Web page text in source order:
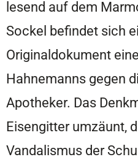
lesend auf dem
Sockel befindet sich
Originaldokument
Hahnemanns gegen
Apotheker. Das
Eisengitter umzäunt,
Vandalismus der